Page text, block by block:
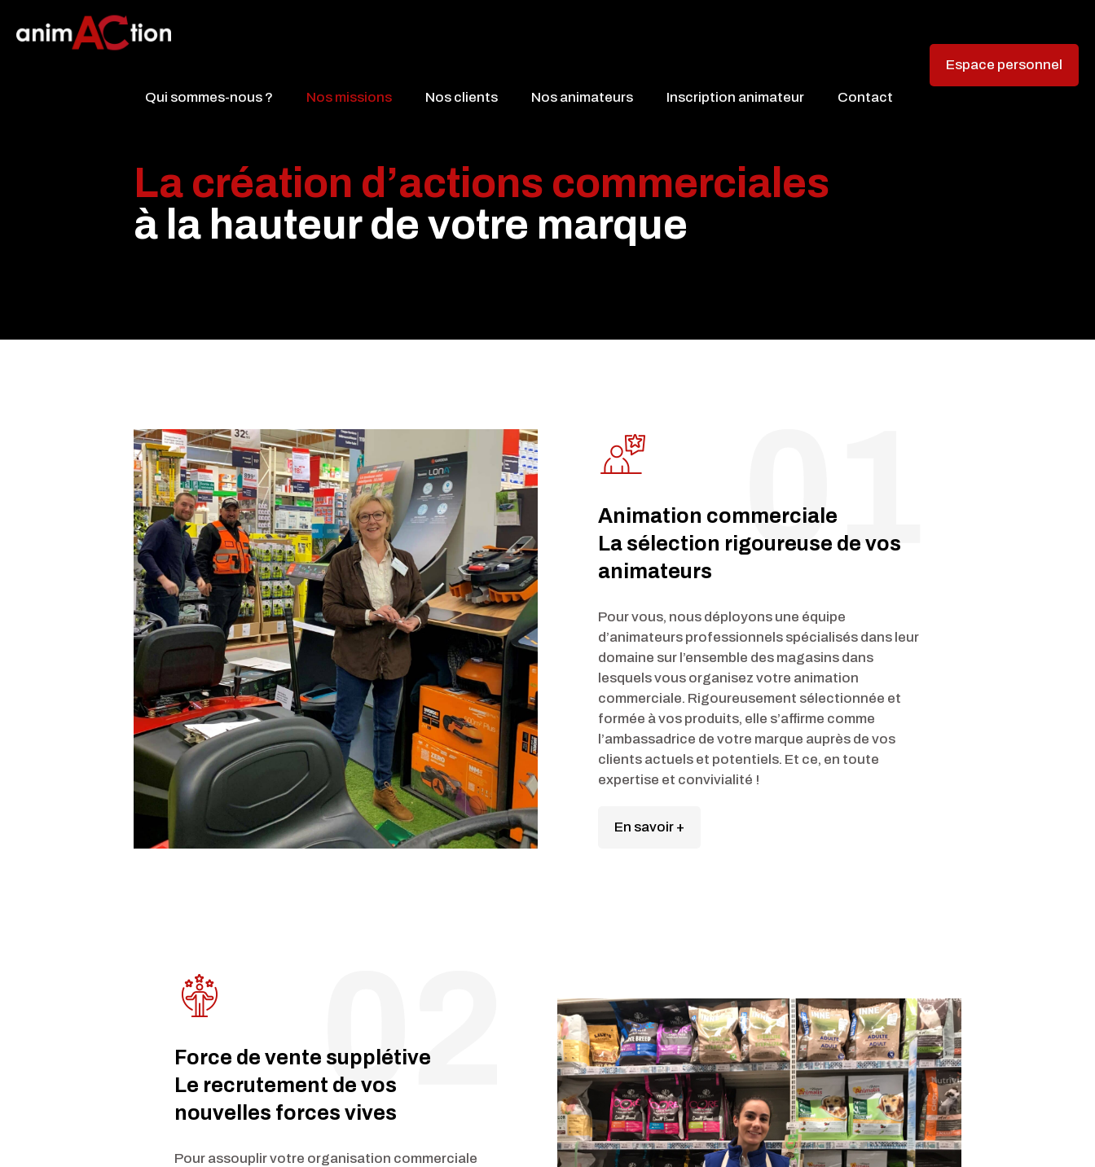
Qui sommes-nous ? Nos missions Nos clients Nos animateurs Inscription animateur Contact
Espace personnel
La création d’actions commerciales
à la hauteur de votre marque
Animation commerciale
La sélection rigoureuse de vos
animateurs
Pour vous, nous déployons une équipe
d’animateurs professionnels spécialisés dans leur
domaine sur l’ensemble des magasins dans
lesquels vous organisez votre animation
commerciale. Rigoureusement sélectionnée et
formée à vos produits, elle s’affirme comme
l’ambassadrice de votre marque auprès de vos
clients actuels et potentiels. Et ce, en toute
expertise et convivialité !
En savoir +
Force de vente supplétive
Le recrutement de vos
nouvelles forces vives
Pour assouplir votre organisation commerciale